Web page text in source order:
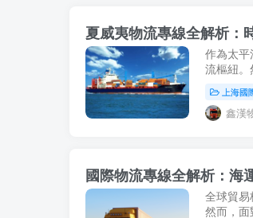
夏威夷物流專線全解析：
作為太
流樞紐
上海國
鑫漢
國際物流專線全解析：海
全球貿易
然而，面